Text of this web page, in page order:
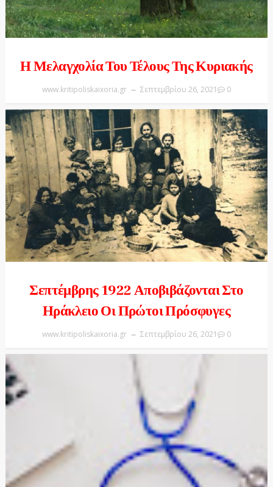
Η Μελαγχολία Του Τέλους Της Κυριακής
www.kritipoliskaixoria.gr Σεπτεμβρίου 26, 2021 0
Σεπτέμβρης 1922 Αποβιβάζονται Στο
Ηράκλειο Οι Πρώτοι Πρόσφυγες
www.kritipoliskaixoria.gr Σεπτεμβρίου 26, 2021 0